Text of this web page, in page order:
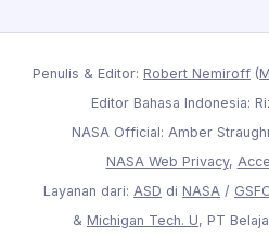
Penulis & Editor: Robert Nemiroff (
Editor Bahasa Indonesia:
NASA Official: Amber
NASA Web Privacy,
Layanan dari: ASD di NASA /
& Michigan Tech. U, PT